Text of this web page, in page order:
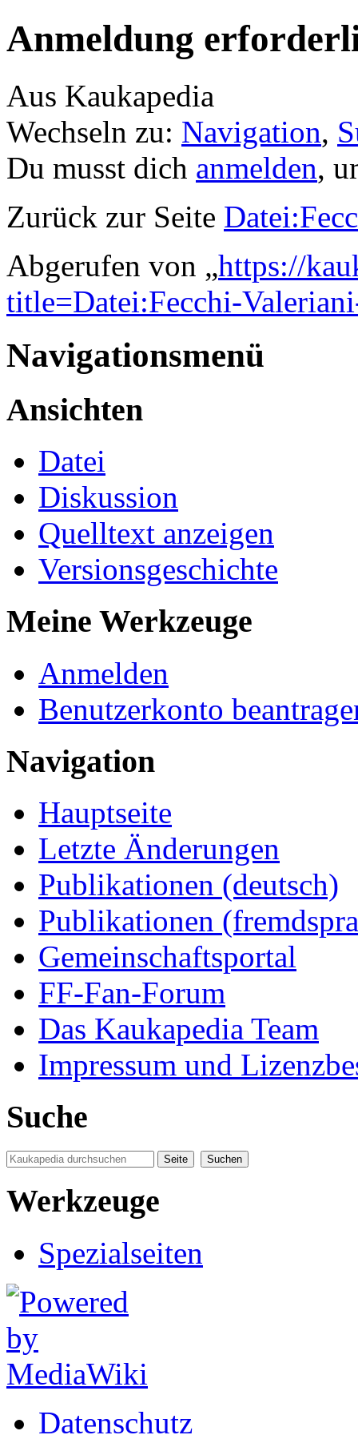
Anmeldung
Aus Kaukapedia
Wechseln zu: Navigation,
Du musst dich anmelden,
Zurück zur Seite
Abgerufen von „https://
title=Datei:Fecchi-
Navigationsmenü
Ansichten
Datei
Diskussion
Quelltext anzeigen
Versionsgeschichte
Meine Werkzeuge
Anmelden
Benutzerkonto
Navigation
Hauptseite
Letzte Änderungen
Publikationen (deutsch)
Publikationen
Gemeinschaftsportal
FF-Fan-Forum
Das Kaukapedia Team
Impressum und
Suche
Werkzeuge
Spezialseiten
Datenschutz